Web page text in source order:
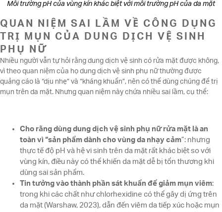
Môi trường pH của vùng kín khác biệt với môi trường pH của da mặt
QUAN NIỆM SAI LẦM VỀ CÔNG DỤNG
TRỊ MỤN CỦA DUNG DỊCH VỆ SINH
PHỤ NỮ
Nhiều người vẫn tự hỏi rằng dung dịch vệ sinh có rửa mặt được không,
vì theo quan niệm của họ dung dịch vệ sinh phụ nữ thường được
quảng cáo là “dịu nhẹ” và “kháng khuẩn”, nên có thể dùng chúng để trị
mụn trên da mặt. Nhưng quan niệm này chứa nhiều sai lầm, cụ thể:
Cho rằng dùng dung dịch vệ sinh phụ nữ rửa mặt là an
toàn vì “sản phẩm dành cho vùng da nhạy cảm”: nhưng
thực tế độ pH và hệ vi sinh trên da mặt rất khác biệt so với
vùng kín, điều này có thể khiến da mặt dễ bị tổn thương khi
dùng sai sản phẩm.
Tin tưởng vào thành phần sát khuẩn để giảm mụn viêm:
trong khi các chất như chlorhexidine có thể gây dị ứng trên
da mặt (Warshaw, 2023), dẫn đến viêm da tiếp xúc hoặc mụn